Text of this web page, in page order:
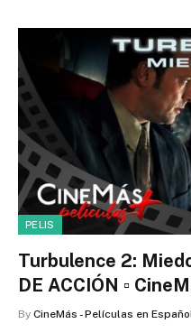
PELIS
Turbulence 2:
DE ACCIÓN ▫️
By CineMás - Películas en